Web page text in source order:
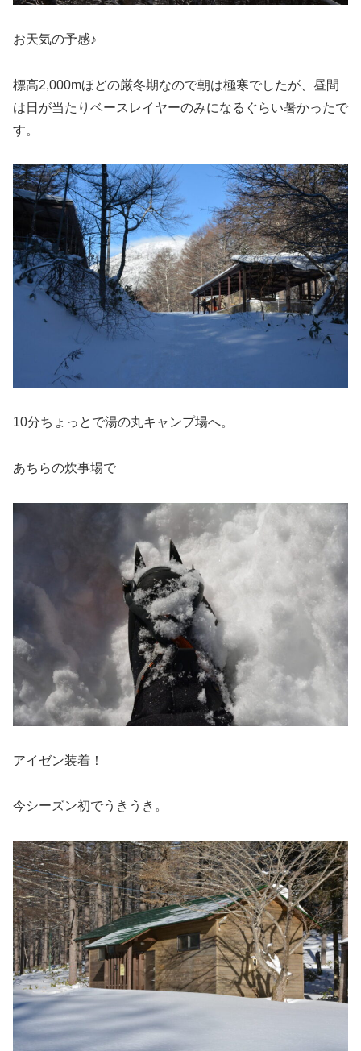
お天気の予感♪
標高2,000mほどの厳冬期なので朝は極寒でしたが、昼間
は日が当たりベースレイヤーのみになるぐらい暑かったで
す。
10分ちょっとで湯の丸キャンプ場へ。
あちらの炊事場で
アイゼン装着！
今シーズン初でうきうき。